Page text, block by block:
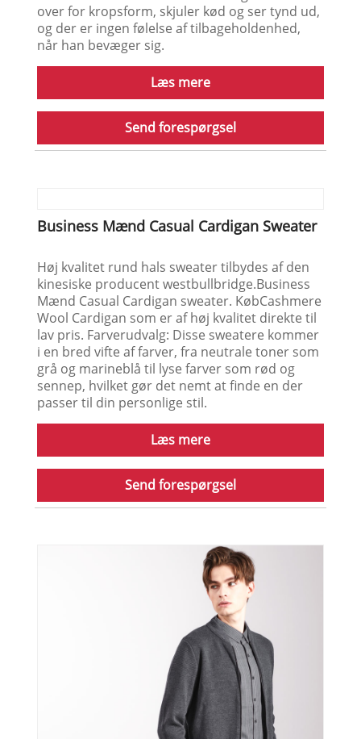
over for kropsform, skjuler kød og ser tynd ud,
og der er ingen følelse af tilbageholdenhed,
når han bevæger sig.
Læs mere
Send forespørgsel
Business Mænd Casual Cardigan Sweater
kinesiske producent westbullbridge.Business
Mænd Casual Cardigan sweater. KøbCashmere
Wool Cardigan som er af høj kvalitet direkte til
lav pris. Farverudvalg: Disse sweatere kommer
i en bred vifte af farver, fra neutrale toner som
grå og marineblå til lyse farver som rød og
sennep, hvilket gør det nemt at finde en der
passer til din personlige stil.
Læs mere